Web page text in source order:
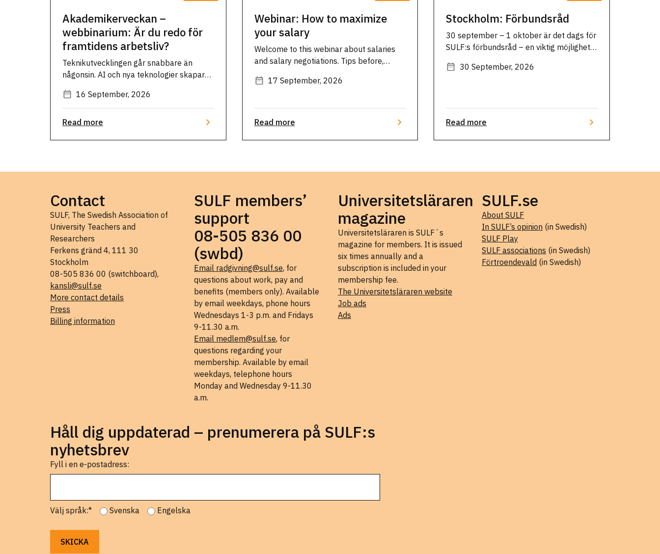
Akademikerveckan –
webbinarium: Är du redo för
framtidens arbetsliv?
Teknikutvecklingen går snabbare än
någonsin. AI och nya teknologier skapar
För att fortsätta vara relevant, engagerad
och efterfrågad krävs nya sätt att tänka,
lära och leda sig själv. När: …
16 September, 2026
Read more
Webinar: How to maximize
your salary
Welcome to this webinar about salaries
and salary negotiations. Tips before,
discussion. SULF's ombudsmen Mikael
their best advice on salaries and how to
prepare you for your next …
17 September, 2026
Read more
Stockholm: Förbundsråd
30 september – 1 oktober är det dags för
SULF:s förbundsråd – en viktig möjlighet
diskutera framtidsfrågor. Om
inte har kongress. …
30 September, 2026
Read more
Contact
SULF, The Swedish Association of
University Teachers and
Researchers
Ferkens gränd 4, 111 30
Stockholm
08-505 836 00 (switchboard),
kansli@sulf.se
More contact details
Press
Billing information
SULF members’
support
08-505 836 00
(swbd)
Email radgivning@sulf.se, for
questions about work, pay and
benefits (members only). Available
by email weekdays, phone hours
Wednesdays 1-3 p.m. and Fridays
9-11.30 a.m.
Email medlem@sulf.se, for
questions regarding your
membership. Available by email
weekdays, telephone hours
Monday and Wednesday 9-11.30
a.m.
Universitetsläraren
magazine
Universitetsläraren is SULF´s
magazine for members. It is issued
six times annually and a
subscription is included in your
membership fee.
The Universitetsläraren website
Job ads
Ads
SULF.se
About SULF
In SULF’s opinion (in Swedish)
SULF Play
SULF associations (in Swedish)
Förtroendevald (in Swedish)
Håll dig uppdaterad – prenumerera på SULF:s
nyhetsbrev
Fyll i en e-postadress:
Välj språk:* Svenska Engelska